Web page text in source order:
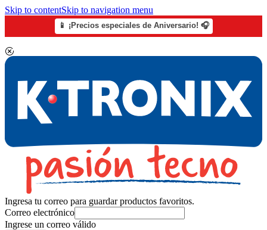
Skip to contentSkip to navigation menu
📱 ¡Precios especiales de Aniversario! 🎧
Ingresa tu correo para guardar productos favoritos.
Correo electrónico
Ingrese un correo válido